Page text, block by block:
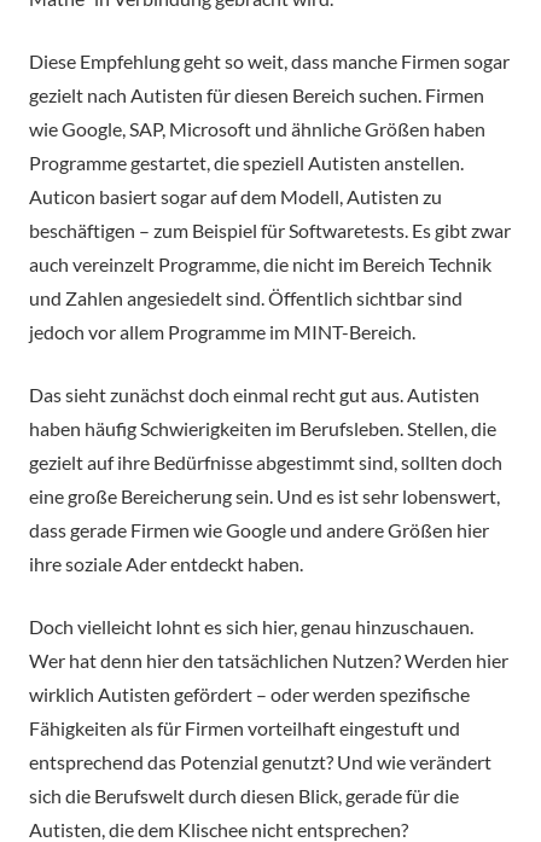
Diese Empfehlung geht so weit, dass manche Firmen sogar
gezielt nach Autisten für diesen Bereich suchen. Firmen
wie Google, SAP, Microsoft und ähnliche Größen haben
Programme gestartet, die speziell Autisten anstellen.
Auticon basiert sogar auf dem Modell, Autisten zu
beschäftigen – zum Beispiel für Softwaretests. Es gibt zwar
auch vereinzelt Programme, die nicht im Bereich Technik
und Zahlen angesiedelt sind. Öffentlich sichtbar sind
jedoch vor allem Programme im MINT-Bereich.
Das sieht zunächst doch einmal recht gut aus. Autisten
haben häufig Schwierigkeiten im Berufsleben. Stellen, die
gezielt auf ihre Bedürfnisse abgestimmt sind, sollten doch
eine große Bereicherung sein. Und es ist sehr lobenswert,
dass gerade Firmen wie Google und andere Größen hier
ihre soziale Ader entdeckt haben.
Doch vielleicht lohnt es sich hier, genau hinzuschauen.
Wer hat denn hier den tatsächlichen Nutzen? Werden hier
wirklich Autisten gefördert – oder werden spezifische
Fähigkeiten als für Firmen vorteilhaft eingestuft und
entsprechend das Potenzial genutzt? Und wie verändert
sich die Berufswelt durch diesen Blick, gerade für die
Autisten, die dem Klischee nicht entsprechen?